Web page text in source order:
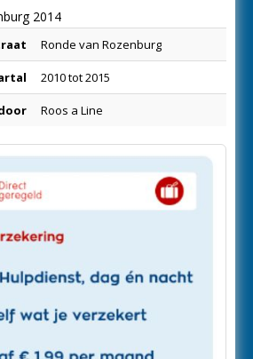
2014
Ronde van Rozenburg
2010 tot 2015
Roos a Line